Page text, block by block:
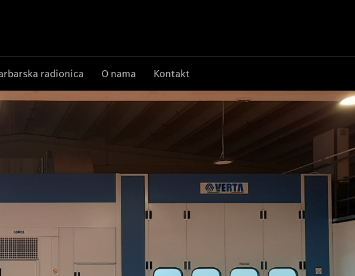
radionica O nama Kontakt